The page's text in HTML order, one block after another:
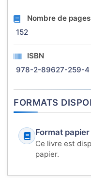
Nombre de pages
152
ISBN
978-2-89627-259-4
FORMATS
Format
Ce livre est
papier.